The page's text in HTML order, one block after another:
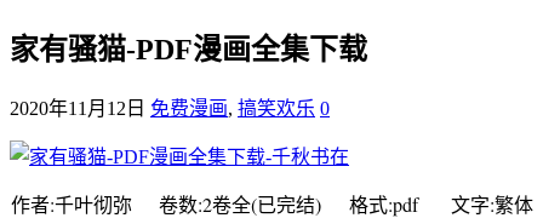
家有骚猫-PDF漫画全集下载
2020年11月12日 免费漫画, 搞笑欢乐 0
作者:千叶彻弥 卷数:2卷全(已完结) 格式:pdf 文字:繁体